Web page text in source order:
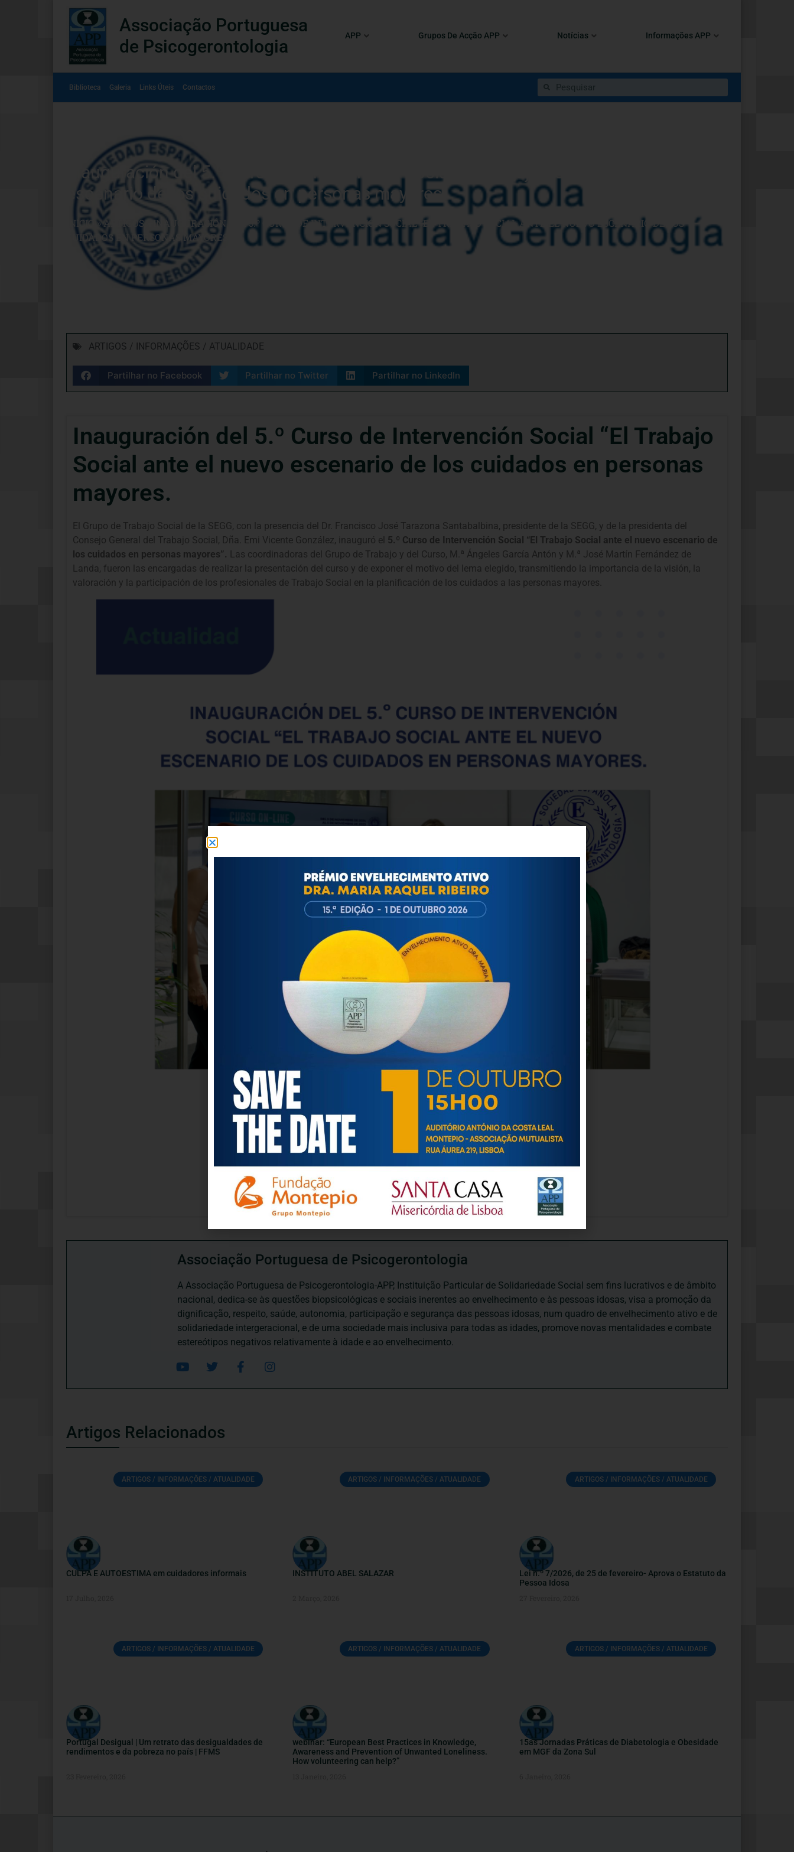
Associação Portuguesa
de Psicogerontologia
APP Grupos De Acção APP Notícias Informações APP
Biblioteca Galeria Links Úteis Contactos
Inauguración del 5.º Curso de Intervención Social “El Trabajo Social ante el nuevo
escenario de los cuidados en personas mayores.
INÍCIO »ARTIGOS» INAUGURACIÓN DEL 5.º CURSO DE INTERVENCIÓN SOCIAL “EL TRABAJO SOCIAL ANTE EL NUEVO ESCENARIO DE LOS
CUIDADOS EN PERSONAS MAYORES.
ARTIGOS / INFORMAÇÕES / ATUALIDADE
Partilhar no Facebook Partilhar no Twitter Partilhar no LinkedIn
Inauguración del 5.º Curso de Intervención Social “El Trabajo
Social ante el nuevo escenario de los cuidados en personas
mayores.
El Grupo de Trabajo Social de la SEGG, con la presencia del Dr. Francisco José Tarazona Santabalbina, presidente de la SEGG, y de la presidenta del
Consejo General del Trabajo Social, Dña. Emi Vicente González, inauguró el 5.º Curso de Intervención Social “El Trabajo Social ante el nuevo escenario de
los cuidados en personas mayores”. Las coordinadoras del Grupo de Trabajo y del Curso, M.ª Ángeles García Antón y M.ª José Martín Fernández de
Landa, fueron las encargadas de realizar la presentación del curso y de exponer el motivo del lema elegido, transmitiendo la importancia de la visión, la
valoración y la participación de los profesionales de Trabajo Social en la planificación de los cuidados a las personas mayores.
Associação Portuguesa de Psicogerontologia
A Associação Portuguesa de Psicogerontologia-APP, Instituição Particular de Solidariedade Social sem fins lucrativos e de âmbito
nacional, dedica-se às questões biopsicológicas e sociais inerentes ao envelhecimento e às pessoas idosas, visa a promoção da
dignificação, respeito, saúde, autonomia, participação e segurança das pessoas idosas, num quadro de envelhecimento ativo e de
solidariedade intergeracional, e de uma sociedade mais inclusiva para todas as idades, promove novas mentalidades e combate
estereótipos negativos relativamente à idade e ao envelhecimento.
Artigos Relacionados
ARTIGOS / INFORMAÇÕES / ATUALIDADE
CULPA E AUTOESTIMA em cuidadores informais
ARTIGOS / INFORMAÇÕES / ATUALIDADE
INSTITUTO ABEL SALAZAR
ARTIGOS / INFORMAÇÕES / ATUALIDADE
Lei n.º 7/2026, de 25 de fevereiro- Aprova o Estatuto da
Pessoa Idosa
ARTIGOS / INFORMAÇÕES / ATUALIDADE
Portugal Desigual | Um retrato das desigualdades de
rendimentos e da pobreza no país | FFMS
ARTIGOS / INFORMAÇÕES / ATUALIDADE
webinar: “European Best Practices in Knowledge,
Awareness and Prevention of Unwanted Loneliness.
How volunteering can help?”
ARTIGOS / INFORMAÇÕES / ATUALIDADE
15as Jornadas Práticas de Diabetologia e Obesidade
em MGF da Zona Sul